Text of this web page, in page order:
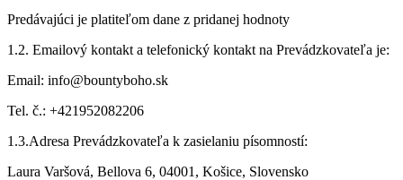
Predávajúci je platiteľom dane z pridanej hodnoty
1.2. Emailový kontakt a telefonický kontakt na Prevádzkovateľa je:
Email: info@bountyboho.sk
Tel. č.: +421952082206
1.3.Adresa Prevádzkovateľa k zasielaniu písomností:
Laura Varšová, Bellova 6, 04001, Košice, Slovensko